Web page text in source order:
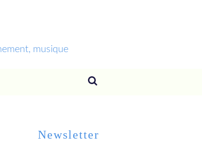
musique
Newsletter